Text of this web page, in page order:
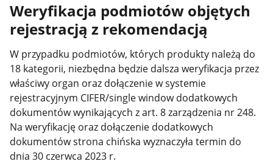
Weryfikacja podmiotów objętych
rejestracją z rekomendacją
W przypadku podmiotów, których produkty należą do
18 kategorii, niezbędna będzie dalsza weryfikacja przez
właściwy organ oraz dołączenie w systemie
rejestracyjnym CIFER/single window dodatkowych
dokumentów wynikających z art. 8 zarządzenia nr 248.
Na weryfikację oraz dołączenie dodatkowych
dokumentów strona chińska wyznaczyła termin do
dnia 30 czerwca 2023 r.